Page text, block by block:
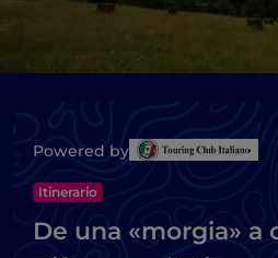
Powered by
Itinerario
De una «morgia» a